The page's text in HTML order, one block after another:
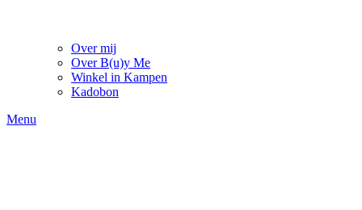
Over mij
Over B(u)y Me
Winkel in Kampen
Kadobon
Menu